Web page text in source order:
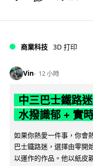
商業科技 3D 打印
Vin 12 小時
中三巴士鐵路
水撥識郁 + 實
如果你熱愛一件事，你會
巴士鐵路迷，選擇由零開
以運作的作品。他以紙皮